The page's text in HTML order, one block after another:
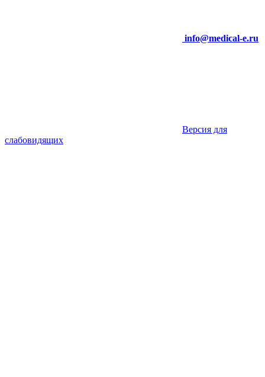
info@medical-e.ru
Версия для
слабовидящих